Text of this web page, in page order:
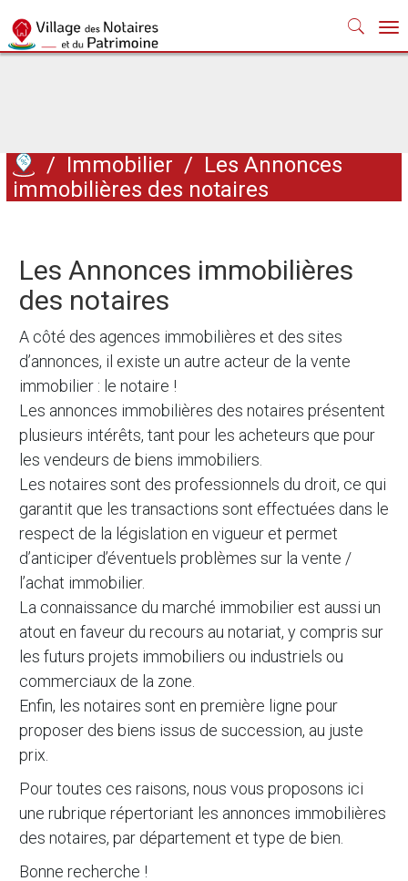
/ Immobilier / Les Annonces
immobilières des notaires
Les Annonces immobilières
des notaires
A côté des agences immobilières et des sites
d’annonces, il existe un autre acteur de la vente
immobilier : le notaire !
Les annonces immobilières des notaires présentent
plusieurs intérêts, tant pour les acheteurs que pour
les vendeurs de biens immobiliers.
Les notaires sont des professionnels du droit, ce qui
garantit que les transactions sont effectuées dans le
respect de la législation en vigueur et permet
d’anticiper d’éventuels problèmes sur la vente /
l’achat immobilier.
La connaissance du marché immobilier est aussi un
atout en faveur du recours au notariat, y compris sur
les futurs projets immobiliers ou industriels ou
commerciaux de la zone.
Enfin, les notaires sont en première ligne pour
proposer des biens issus de succession, au juste
prix.
Pour toutes ces raisons, nous vous proposons ici
une rubrique répertoriant les annonces immobilières
des notaires, par département et type de bien.
Bonne recherche !